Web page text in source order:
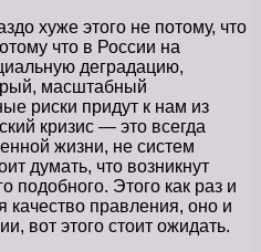
хуже этого не потому, что
что в России на
деградацию,
масштабный
риски придут к нам из
кризис — это всегда
жизни, не систем
думать, что возникнут
подобного. Этого как раз и
качество правления, оно и
вот этого стоит ожидать.